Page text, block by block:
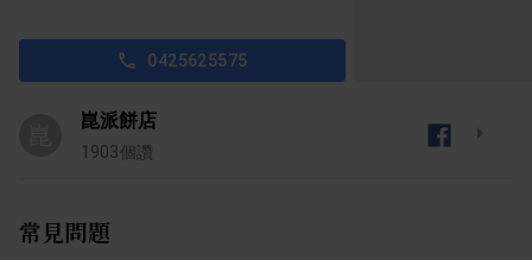
0425625575
崑派餅店
1903個讚
常見問題